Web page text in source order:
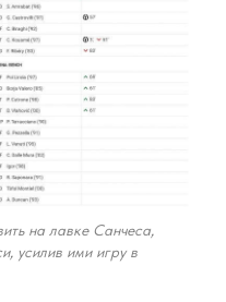
на лавке Санчеса,
усилив ими игру в